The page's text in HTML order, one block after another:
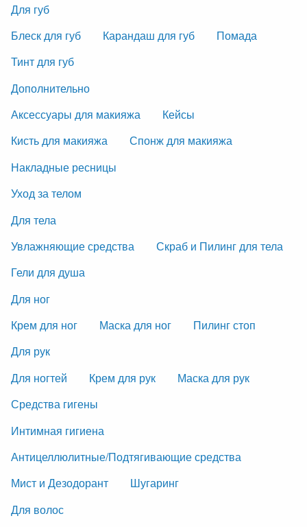
Для губ
Блеск для губ
Карандаш для губ
Помада
Тинт для губ
Дополнительно
Аксессуары для макияжа
Кейсы
Кисть для макияжа
Спонж для макияжа
Накладные ресницы
Уход за телом
Для тела
Увлажняющие средства
Скраб и Пилинг для тела
Гели для душа
Для ног
Крем для ног
Маска для ног
Пилинг стоп
Для рук
Для ногтей
Крем для рук
Маска для рук
Средства гигены
Интимная гигиена
Антицеллюлитные/Подтягивающие средства
Мист и Дезодорант
Шугаринг
Для волос